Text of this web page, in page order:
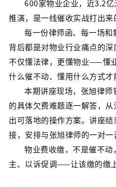
600家物业企业，近3.2
推演，是一线催收实战打出来
每一份律师函、每一场和
背后都是对物业行业痛点的
不仅懂法律，更懂物业——懂
什么催不动、懂用什么方式才
本期讲座现场，张旭律
的具体欠费难题逐一解答，
出可落地的操作方案。讲座
接，安排与张旭律师的一对一
物业费收缴，不是催不
主、以诉促调——让该缴的缴